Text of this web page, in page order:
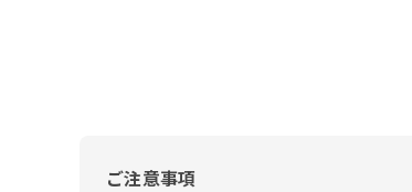
ご注意事項